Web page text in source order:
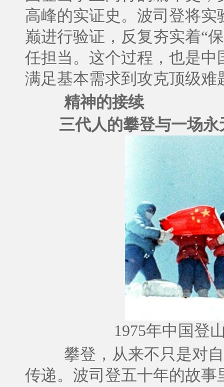
高峰的实证史。波司登将
巅进行验证，反复夯实着“
任担当。这个过程，也是
满足基本需求到攻克顶级难
精神的接续
三代人的攀登与一场
1975年中国登
攀登，从来不只是对
传递。波司登五十年的故事